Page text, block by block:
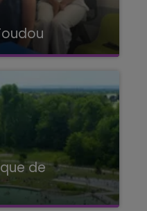
de
Connantre